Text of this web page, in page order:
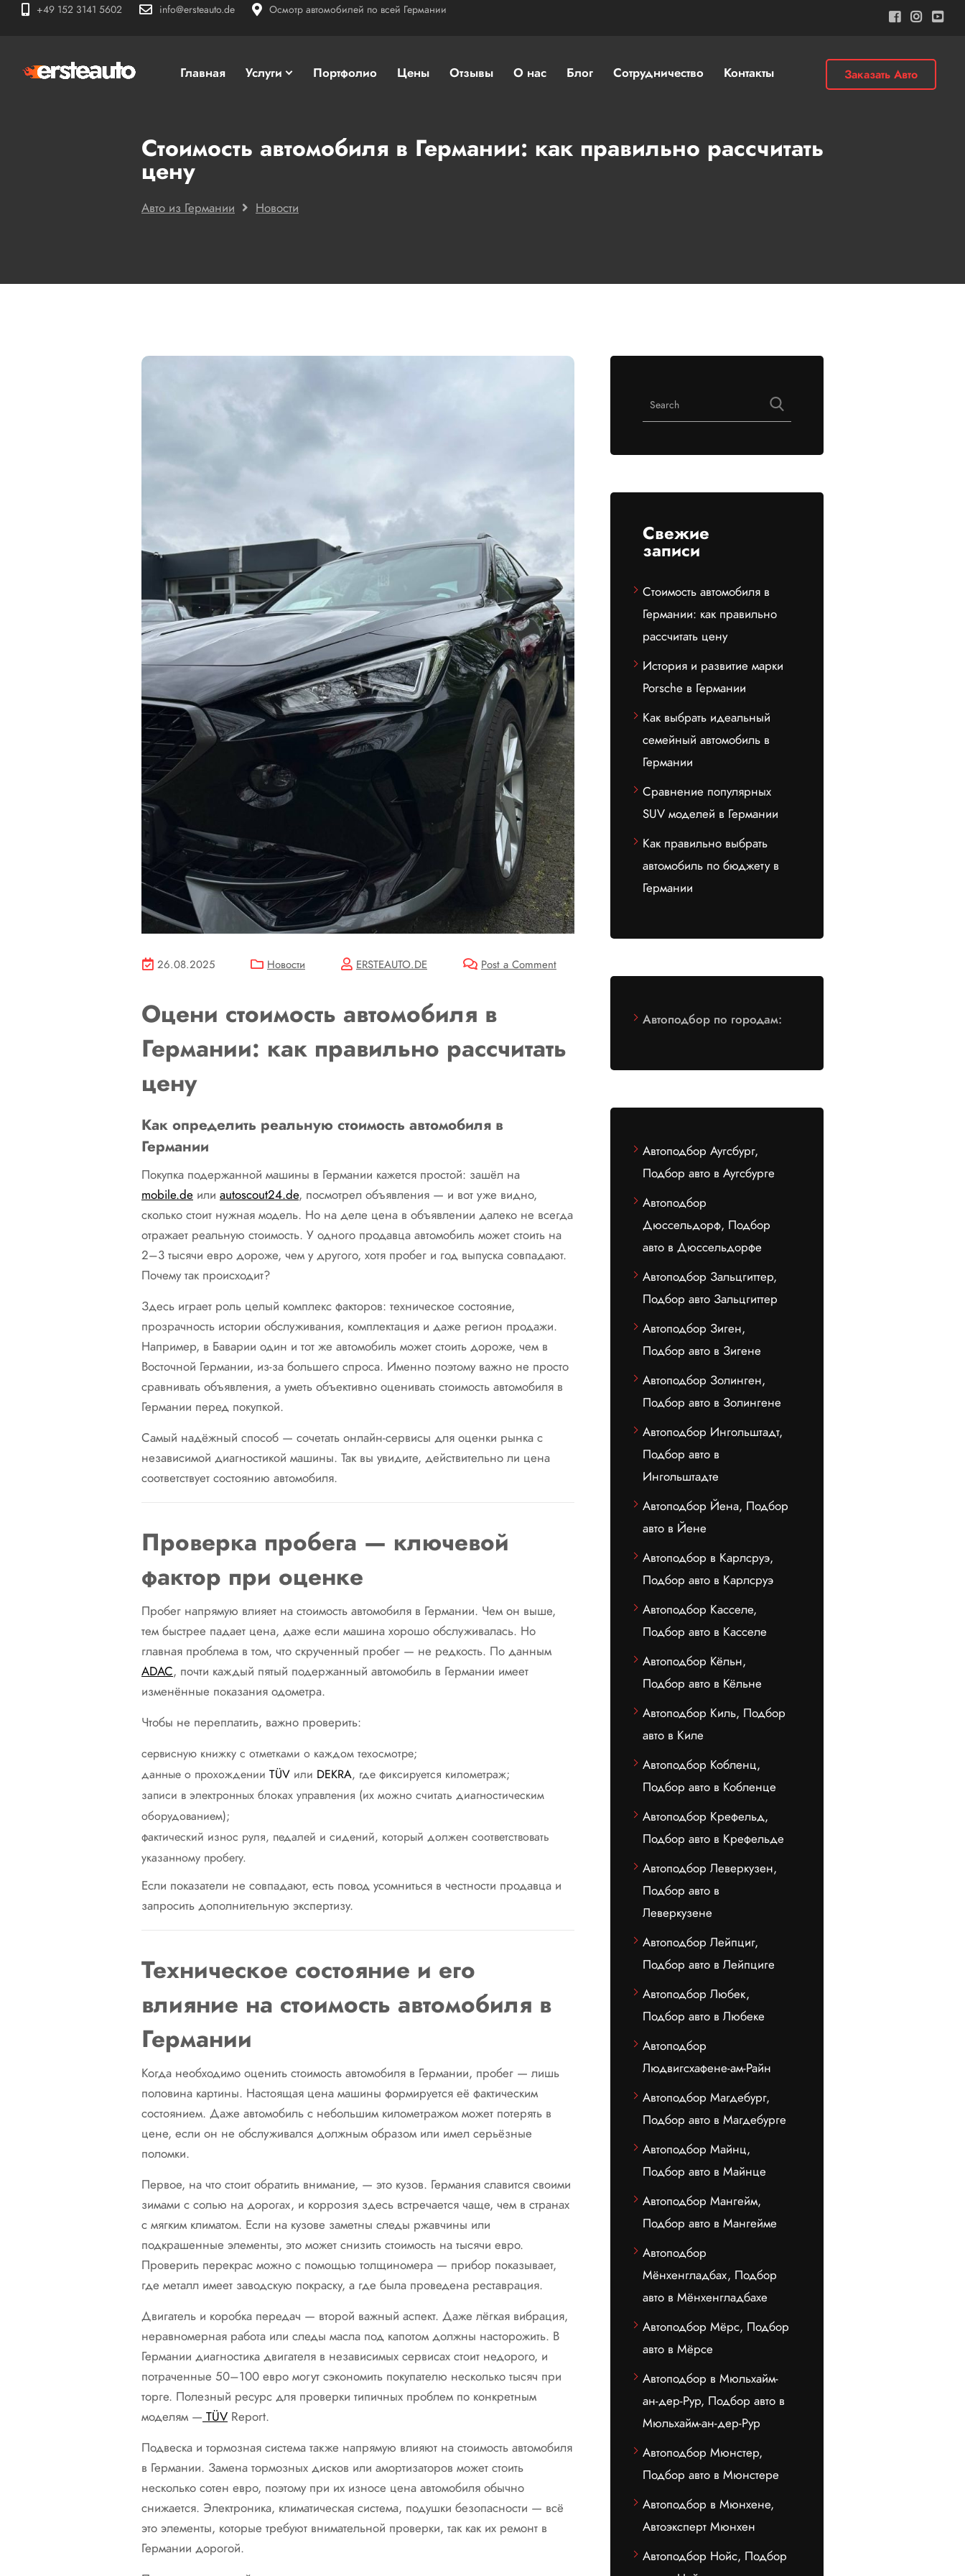
+49 152 3141 5602 info@ersteauto.de Осмотр автомобилей по всей Германии
Главная Услуги Портфолио Цены Отзывы О нас Блог Сотрудничество Контакты Заказать Авто
Стоимость автомобиля в Германии: как правильно рассчитать
цену
Авто из Германии Новости
26.08.2025 Новости ERSTEAUTO.DE Post a Comment
Оцени стоимость автомобиля в
Германии: как правильно рассчитать
цену
Как определить реальную стоимость автомобиля в
Германии
Покупка подержанной машины в Германии кажется простой: зашёл на
mobile.de или autoscout24.de, посмотрел объявления — и вот уже видно,
сколько стоит нужная модель. Но на деле цена в объявлении далеко не всегда
отражает реальную стоимость. У одного продавца автомобиль может стоить на
2–3 тысячи евро дороже, чем у другого, хотя пробег и год выпуска совпадают.
Почему так происходит?
Здесь играет роль целый комплекс факторов: техническое состояние,
прозрачность истории обслуживания, комплектация и даже регион продажи.
Например, в Баварии один и тот же автомобиль может стоить дороже, чем в
Восточной Германии, из-за большего спроса. Именно поэтому важно не просто
сравнивать объявления, а уметь объективно оценивать стоимость автомобиля в
Германии перед покупкой.
Самый надёжный способ — сочетать онлайн-сервисы для оценки рынка с
независимой диагностикой машины. Так вы увидите, действительно ли цена
соответствует состоянию автомобиля.
Проверка пробега — ключевой
фактор при оценке
Пробег напрямую влияет на стоимость автомобиля в Германии. Чем он выше,
тем быстрее падает цена, даже если машина хорошо обслуживалась. Но
главная проблема в том, что скрученный пробег — не редкость. По данным
ADAC, почти каждый пятый подержанный автомобиль в Германии имеет
изменённые показания одометра.
Чтобы не переплатить, важно проверить:
сервисную книжку с отметками о каждом техосмотре;
данные о прохождении TÜV или DEKRA, где фиксируется километраж;
записи в электронных блоках управления (их можно считать диагностическим
оборудованием);
фактический износ руля, педалей и сидений, который должен соответствовать
указанному пробегу.
Если показатели не совпадают, есть повод усомниться в честности продавца и
запросить дополнительную экспертизу.
Техническое состояние и его
влияние на стоимость автомобиля в
Германии
Когда необходимо оценить стоимость автомобиля в Германии, пробег — лишь
половина картины. Настоящая цена машины формируется её фактическим
состоянием. Даже автомобиль с небольшим километражом может потерять в
цене, если он не обслуживался должным образом или имел серьёзные
поломки.
Первое, на что стоит обратить внимание, — это кузов. Германия славится своими
зимами с солью на дорогах, и коррозия здесь встречается чаще, чем в странах
с мягким климатом. Если на кузове заметны следы ржавчины или
подкрашенные элементы, это может снизить стоимость на тысячи евро.
Проверить перекрас можно с помощью толщиномера — прибор показывает,
где металл имеет заводскую покраску, а где была проведена реставрация.
Двигатель и коробка передач — второй важный аспект. Даже лёгкая вибрация,
неравномерная работа или следы масла под капотом должны насторожить. В
Германии диагностика двигателя в независимых сервисах стоит недорого, и
потраченные 50–100 евро могут сэкономить покупателю несколько тысяч при
торге. Полезный ресурс для проверки типичных проблем по конкретным
моделям — TÜV Report.
Подвеска и тормозная система также напрямую влияют на стоимость автомобиля
в Германии. Замена тормозных дисков или амортизаторов может стоить
несколько сотен евро, поэтому при их износе цена автомобиля обычно
снижается. Электроника, климатическая система, подушки безопасности — всё
это элементы, которые требуют внимательной проверки, так как их ремонт в
Германии дорогой.
Свежие
записи
Стоимость автомобиля в
Германии: как правильно
рассчитать цену
История и развитие марки
Porsche в Германии
Как выбрать идеальный
семейный автомобиль в
Германии
Сравнение популярных
SUV моделей в Германии
Как правильно выбрать
автомобиль по бюджету в
Германии
Автоподбор по городам:
Автоподбор Аугсбург,
Подбор авто в Аугсбурге
Автоподбор
Дюссельдорф, Подбор
авто в Дюссельдорфе
Автоподбор Зальцгиттер,
Подбор авто Зальцгиттер
Автоподбор Зиген,
Подбор авто в Зигене
Автоподбор Золинген,
Подбор авто в Золингене
Автоподбор Ингольштадт,
Подбор авто в
Ингольштадте
Автоподбор Йена, Подбор
авто в Йене
Автоподбор в Карлсруэ,
Подбор авто в Карлсруэ
Автоподбор Касселе,
Подбор авто в Касселе
Автоподбор Кёльн,
Подбор авто в Кёльне
Автоподбор Киль, Подбор
авто в Киле
Автоподбор Кобленц,
Подбор авто в Кобленце
Автоподбор Крефельд,
Подбор авто в Крефельде
Автоподбор Леверкузен,
Подбор авто в
Леверкузене
Автоподбор Лейпциг,
Подбор авто в Лейпциге
Автоподбор Любек,
Подбор авто в Любеке
Автоподбор
Людвигсхафене-ам-Райн
Автоподбор Магдебург,
Подбор авто в Магдебурге
Автоподбор Майнц,
Подбор авто в Майнце
Автоподбор Мангейм,
Подбор авто в Мангейме
Автоподбор
Мёнхенгладбах, Подбор
авто в Мёнхенгладбахе
Автоподбор Мёрс, Подбор
авто в Мёрсе
Автоподбор в Мюльхайм-
ан-дер-Рур, Подбор авто в
Мюльхайм-ан-дер-Рур
Автоподбор Мюнстер,
Подбор авто в Мюнстере
Автоподбор в Мюнхене,
Автоэксперт Мюнхен
Автоподбор Нойс, Подбор